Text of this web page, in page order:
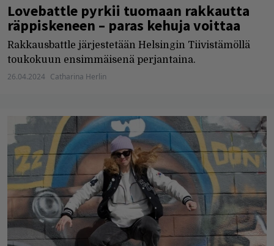
Lovebattle pyrkii tuomaan rakkautta
räppiskeneen – paras kehuja voittaa
Rakkausbattle järjestetään Helsingin Tiivistämöllä
toukokuun ensimmäisenä perjantaina.
26.04.2024 Catharina Herlin